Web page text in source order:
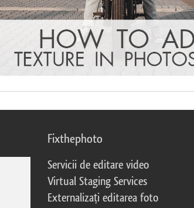
Fixthephoto
Servicii de editare video
Virtual Staging Services
Externalizați editarea foto